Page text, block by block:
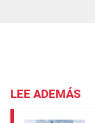
LEE ADEMÁS